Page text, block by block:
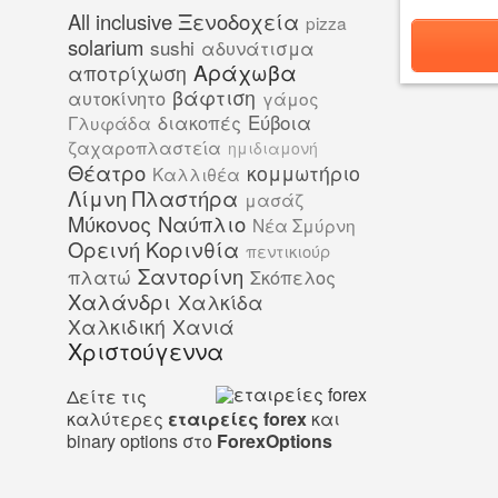
All inclusive Ξενοδοχεία pizza
solarium sushi αδυνάτισμα
αποτρίχωση Αράχωβα
αυτοκίνητο βάφτιση γάμος
Γλυφάδα διακοπές Εύβοια
ζαχαροπλαστεία ημιδιαμονή
Θέατρο Καλλιθέα κομμωτήριο
Λίμνη Πλαστήρα μασάζ
Μύκονος Ναύπλιο Νέα Σμύρνη
Ορεινή Κορινθία πεντικιούρ
πλατώ Σαντορίνη Σκόπελος
Χαλάνδρι Χαλκίδα
Χαλκιδική Χανιά
Χριστούγεννα
Δείτε τις
καλύτερες εταιρείες forex και
binary options στο ForexOptions